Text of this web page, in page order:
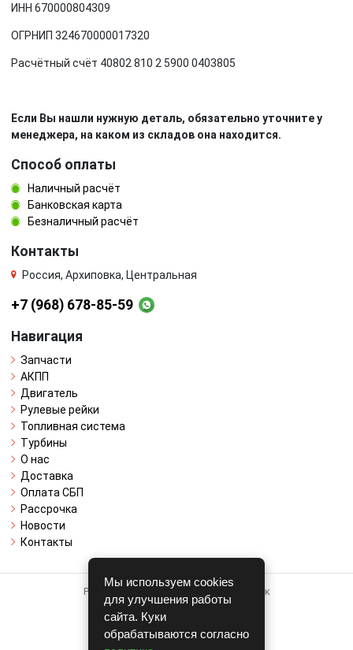
ИНН 670000804309
ОГРНИП 324670000017320
Расчётный счёт 40802 810 2 5900 0403805
Если Вы нашли нужную деталь, обязательно уточните у
менеджера, на каком из складов она находится.
Способ оплаты
Наличный расчёт
Банковская карта
Безналичный расчёт
Контакты
Россия, Архиповка, Центральная
+7 (968) 678-85-59
Навигация
Запчасти
АКПП
Двигатель
Рулевые рейки
Топливная система
Турбины
О нас
Доставка
Оплата СБП
Рассрочка
Новости
Контакты
Работает на системе для авторазборок
CARRO.БИЗНЕС
Полная версия
Мы используем cookies
для улучшения работы
сайта. Куки
обрабатываются согласно